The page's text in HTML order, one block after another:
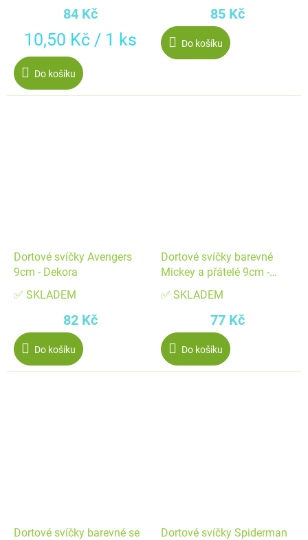
84 Kč
Měrná
cena:
10,50 Kč / 1 ks
Do košíku
85 Kč
Do košíku
Dortové svíčky Avengers
9cm - Dekora
✅ SKLADEM
82 Kč
Do košíku
Dortové svíčky barevné
Mickey a přátelé 9cm -
Dekora
✅ SKLADEM
77 Kč
Do košíku
Dortové svíčky barevné se
Dortové svíčky Spiderman